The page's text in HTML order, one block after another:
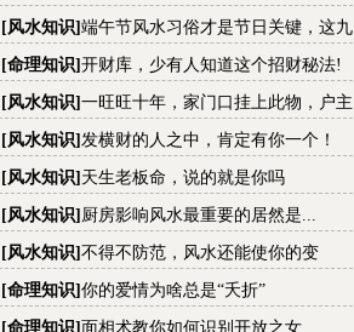
有多毒？男女禁忌不可不知！
[风水知识] 端午节风水习俗才是节日关键，这九
大禁忌你不可不知!
[命理知识] 开财库，少有人知道这个招财秘法!
[风水知识] 一旺旺十年，家门口挂上此物，户主
越住越有钱
[风水知识] 发横财的人之中，肯定有你一个！
[风水知识] 天生老板命，说的就是你吗
[风水知识] 厨房影响风水最重要的居然是...
[风水知识] 不得不防范，风水还能使你的变
丑？！
[命理知识] 你的爱情为啥总是“夭折”
[命理知识] 面相术教你如何识别开放之女